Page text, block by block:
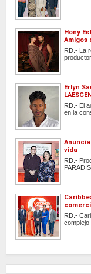
Hony
Amigos
RD.- La
Erlyn
RD.- El
en la
vida
RD.-
RD.-
complejo